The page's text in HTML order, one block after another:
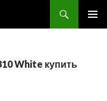
White купить